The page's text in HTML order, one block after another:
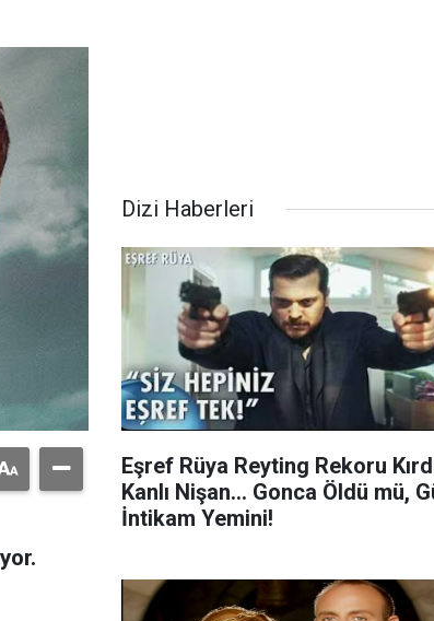
Dizi Haberleri
Eşref Rüya Reyting Rekoru
Kanlı Nişan... Gonca Öldü mü,
İntikam Yemini!